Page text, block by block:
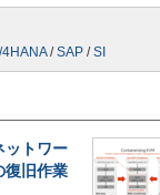
4HANA/SAP /SI
ットワー
復旧作業